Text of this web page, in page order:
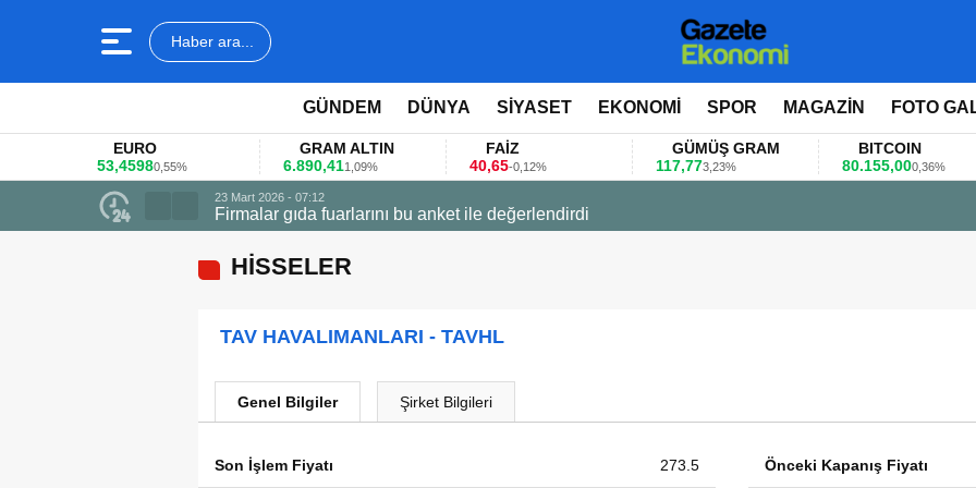
Haber ara...
GÜNDEM DÜNYA SİYASET EKONOMİ SPOR MAGAZİN FOTO
EURO
53,45980,55%
GRAM ALTIN
6.890,411,09%
FAİZ
40,65-0,12%
GÜMÜŞ GRAM
117,773,23%
BITCOIN
80.155,000,36%
23 Mart 2026 - 07:12
Firmalar gıda fuarlarını bu anket ile değerlendirdi
HİSSELER
TAV HAVALIMANLARI - TAVHL
Genel Bilgiler Şirket Bilgileri
Son İşlem Fiyatı 273.5 Önceki Kapanış Fiyatı